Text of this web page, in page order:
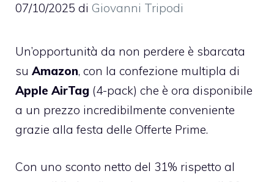
07/10/2025 di Giovanni Tripodi
Un’opportunità da non perdere è sbarcata
su Amazon, con la confezione multipla di
Apple AirTag (4-pack) che è ora disponibile
a un prezzo incredibilmente conveniente
grazie alla festa delle Offerte Prime.
Con uno sconto netto del 31% rispetto al